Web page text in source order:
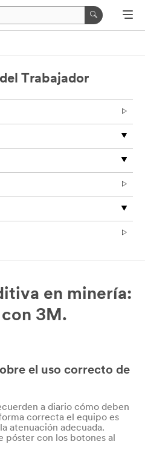
Trabajador
en minería:
3M.
el uso correcto de
a diario cómo deben
correcta el equipo es
atenuación adecuada.
póster con los botones al